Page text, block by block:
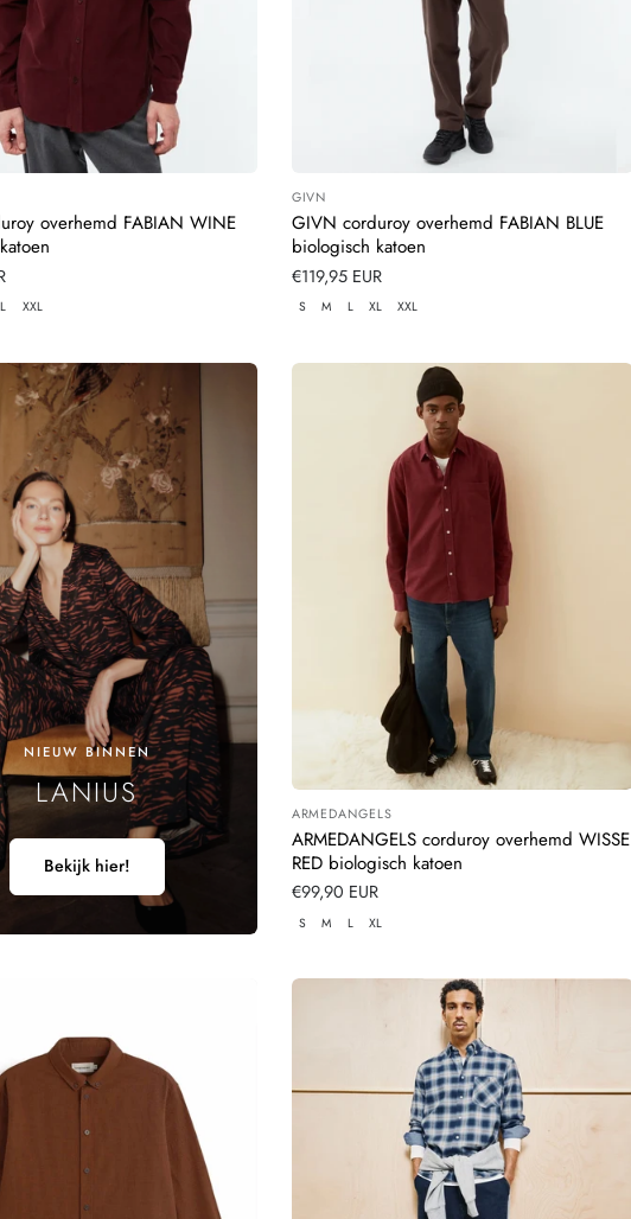
overhemd FABIAN WINE
XXL
Leverancier:
GIVN
GIVN corduroy overhemd FABIAN BLUE
biologisch katoen
Normale
prijs
€119,95 EUR
S M L XL XXL
NIEUW BINNEN
LANIUS
Bekijk hier!
Leverancier:
ARMEDANGELS
ARMEDANGELS corduroy overhemd WISSE
RED biologisch katoen
Normale
prijs
€99,90 EUR
S M L XL